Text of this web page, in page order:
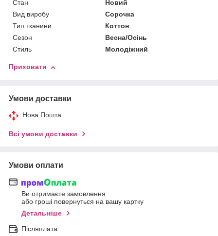
Стан
Новий
Вид виробу
Сорочка
Тип тканини
Коттон
Сезон
Весна/Осінь
Стиль
Молодіжний
Приховати
Умови доставки
Нова Пошта
Всі умови доставки
Умови оплати
Ви отримаєте замовлення
або гроші повернуться на вашу картку
Детальніше
Післяплата